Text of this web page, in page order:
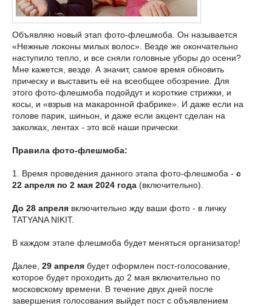
Объявляю новый этап фото-флешмоба. Он называется
«Нежные локоны милых волос». Везде же окончательно
наступило тепло, и все сняли головные уборы до осени?
Мне кажется, везде. А значит, самое время обновить
прическу и выставить её на всеобщее обозрение. Для
этого фото-флешмоба подойдут и короткие стрижки, и
косы, и «взрыв на макаронной фабрике». И даже если на
голове парик, шиньон, и даже если акцент сделан на
заколках, лентах - это всё наши прически.
Правила фото-флешмоба:
1. Время проведения данного этапа фото-флешмоба - с
22 апреля по 2 мая 2024 года (включительно).
До 28 апреля включительно жду ваши фото - в личку
TATYANA NIKIT.
В каждом этапе флешмоба будет меняться организатор!
Далее, 29 апреля будет оформлен пост-голосование,
которое будет проходить до 2 мая включительно по
московскому времени. В течение двух дней после
завершения голосования выйдет пост с объявлением